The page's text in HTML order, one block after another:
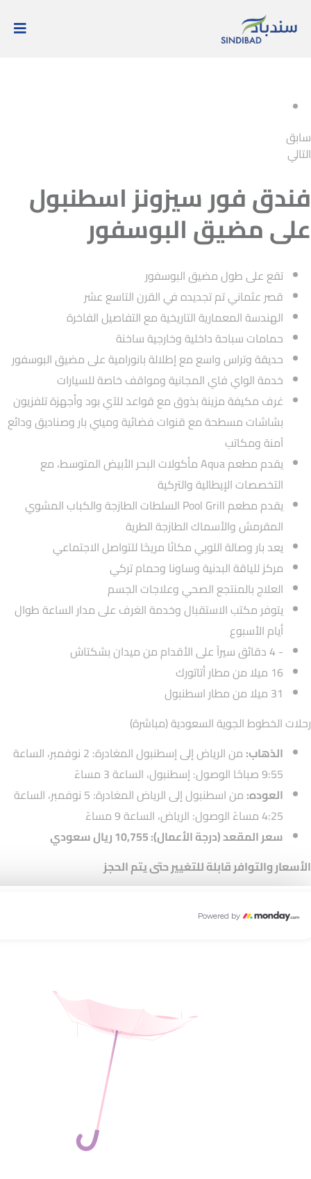
سابق
التالي
فندق فور سيزونز اسطنبول
على مضيق البوسفور
تقع على طول مضيق البوسفور
قصر عثماني تم تجديده في القرن التاسع عشر
الهندسة المعمارية التاريخية مع التفاصيل الفاخرة
حمامات سباحة داخلية وخارجية ساخنة
حديقة وتراس واسع مع إطلالة بانورامية على مضيق البوسفور
خدمة الواي فاي المجانية ومواقف خاصة للسيارات
غرف مكيفة مزينة بذوق مع قواعد للآي بود وأجهزة تلفزيون
بشاشات مسطحة مع قنوات فضائية وميني بار وصناديق ودائع
آمنة ومكاتب
يقدم مطعم Aqua مأكولات البحر الأبيض المتوسط، مع
التخصصات الإيطالية والتركية
يقدم مطعم Pool Grill السلطات الطازجة والكباب المشوي
المقرمش والأسماك الطازجة الطرية
يعد بار وصالة اللوبي مكانًا مريحًا للتواصل الاجتماعي
مركز للياقة البدنية وساونا وحمام تركي
العلاج بالمنتجع الصحي وعلاجات الجسم
يتوفر مكتب الاستقبال وخدمة الغرف على مدار الساعة طوال
أيام الأسبوع
- 4 دقائق سيراً على الأقدام من ميدان بشكتاش
16 ميلا من مطار أتاتورك
31 ميلا من مطار اسطنبول
رحلات الخطوط الجوية السعودية (مباشرة)
الذهاب:
من الرياض إلى إسطنبول المغادرة: 2 نوفمبر، الساعة
9:55 صباحًا الوصول: إسطنبول، الساعة 3 مساءً
العوده:
من اسطنبول إلى الرياض المغادرة: 5 نوفمبر، الساعة
4:25 مساءً الوصول: الرياض، الساعة 9 مساءً
سعر المقعد (درجة الأعمال): 10,755 ريال سعودي
الأسعار والتوافر قابلة للتغيير حتى يتم الحجز